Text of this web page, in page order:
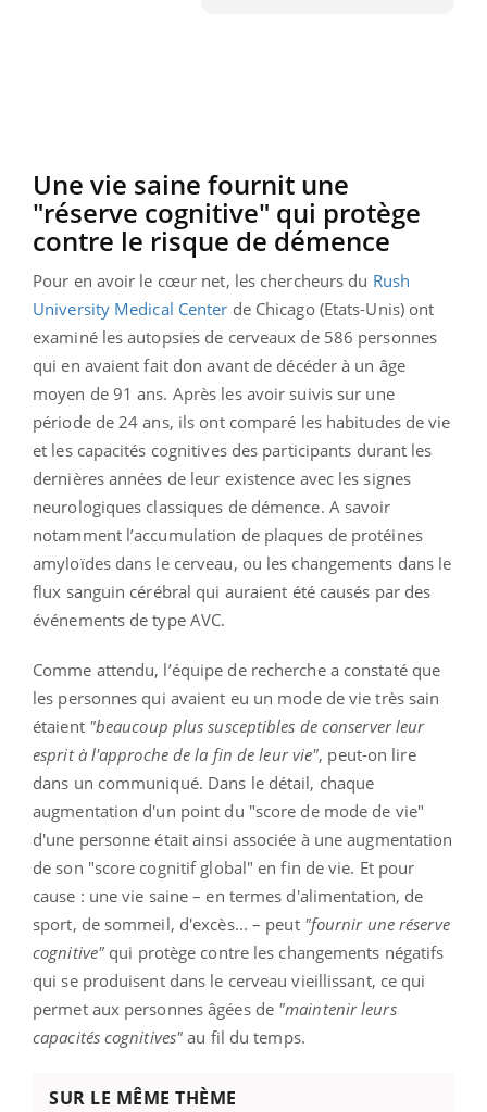
Une vie saine fournit une
"réserve cognitive" qui protège
contre le risque de démence
Pour en avoir le cœur net, les chercheurs du Rush
University Medical Center de Chicago (Etats-Unis) ont
examiné les autopsies de cerveaux de 586 personnes
qui en avaient fait don avant de décéder à un âge
moyen de 91 ans. Après les avoir suivis sur une
période de 24 ans, ils ont comparé les habitudes de vie
et les capacités cognitives des participants durant les
dernières années de leur existence avec les signes
neurologiques classiques de démence. A savoir
notamment l’accumulation de plaques de protéines
amyloïdes dans le cerveau, ou les changements dans le
flux sanguin cérébral qui auraient été causés par des
événements de type AVC.
Comme attendu, l’équipe de recherche a constaté que
les personnes qui avaient eu un mode de vie très sain
étaient "beaucoup plus susceptibles de conserver leur
esprit à l'approche de la fin de leur vie", peut-on lire
dans un communiqué. Dans le détail, chaque
augmentation d'un point du "score de mode de vie"
d'une personne était ainsi associée à une augmentation
de son "score cognitif global" en fin de vie. Et pour
cause : une vie saine – en termes d'alimentation, de
sport, de sommeil, d'excès... – peut "fournir une réserve
cognitive" qui protège contre les changements négatifs
qui se produisent dans le cerveau vieillissant, ce qui
permet aux personnes âgées de"maintenir leurs
capacités cognitives" au fil du temps.
SUR LE MÊME THÈME